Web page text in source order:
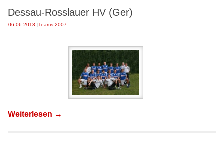
Dessau-Rosslauer HV (Ger)
06.06.2013 |Teams 2007
Weiterlesen →